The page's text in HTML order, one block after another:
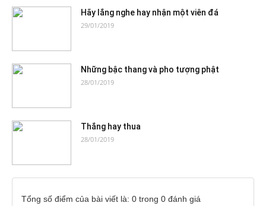
Hãy lắng nghe hay nhận một viên đá
29/01/2019
Những bậc thang và pho tượng phật
28/01/2019
Thắng hay thua
28/01/2019
Tổng số điểm của bài viết là: 0 trong 0 đánh giá